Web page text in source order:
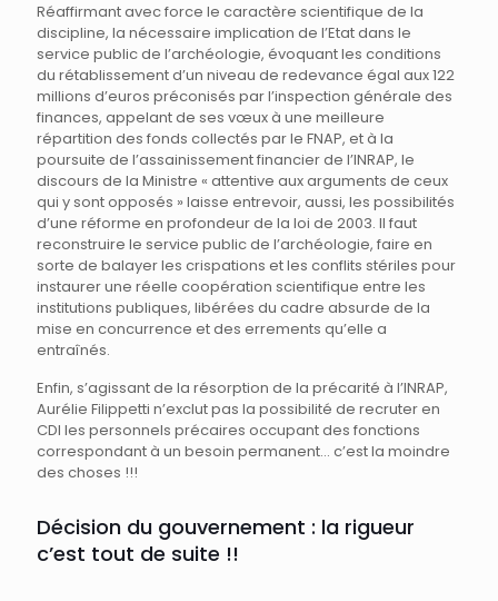
Réaffirmant avec force le caractère scientifique de la
discipline, la nécessaire implication de l’Etat dans le
service public de l’archéologie, évoquant les conditions
du rétablissement d’un niveau de redevance égal aux 122
millions d’euros préconisés par l’inspection générale des
finances, appelant de ses vœux à une meilleure
répartition des fonds collectés par le FNAP, et à la
poursuite de l’assainissement financier de l’INRAP, le
discours de la Ministre « attentive aux arguments de ceux
qui y sont opposés » laisse entrevoir, aussi, les possibilités
d’une réforme en profondeur de la loi de 2003. Il faut
reconstruire le service public de l’archéologie, faire en
sorte de balayer les crispations et les conflits stériles pour
instaurer une réelle coopération scientifique entre les
institutions publiques, libérées du cadre absurde de la
mise en concurrence et des errements qu’elle a
entraînés.
Enfin, s’agissant de la résorption de la précarité à l’INRAP,
Aurélie Filippetti n’exclut pas la possibilité de recruter en
CDI les personnels précaires occupant des fonctions
correspondant à un besoin permanent… c’est la moindre
des choses !!!
Décision du gouvernement : la rigueur
c’est tout de suite !!